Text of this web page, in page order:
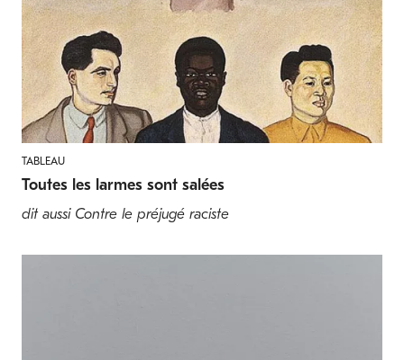
TABLEAU
Toutes les larmes sont salées
dit aussi Contre le préjugé raciste